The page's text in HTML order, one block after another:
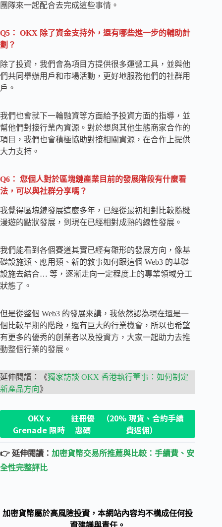
團隊來一起配合去完成這些事情。
Q5： OKX 除了資金支持外，還有哪些進一步的輔助計
劃？
除了投資，我們會為項目方提供很多運營工具，並與他
們共同舉辦用戶和市場活動，更好地服務他們的社群用
戶。
我們也會就下一輪融資等方面給予投資方面的指導，並
幫他們對接行業內資源。對於想與其他生態商家合作的
項目，我們也會積極協助對接相關資源，在合作上提供
大力支持。
Q6： 您個人對於區塊鏈產業目前的發展階段有什麼看
法，可以與社群分享嗎？
我覺得區塊鏈發展這麼多年，已經從最初相對比較隨機
漫遊的點狀發展，到現在已經相對成熟的線性發展。
我們能看到各個賽道其實已經有雛形的發展方向，像基
礎設施類、應用類、新的敘事如何跟這個 Web3 的基礎
設施去結合… 等，逐漸走向一定程度上的專業領域分工
狀態了。
但是從整個 Web3 的發展來講，我依然認為現在還是一
個比較早期的階段，還有巨大的行業機會，所以也希望
有更多的優秀的創業者以及投資方，大家一起助力去推
動整個行業的發展。
延伸閱讀：《獨家訪談 OKX 香港執行董事：如何制定
新產品方向》
OKX x
Grenade 限時
註冊優
惠碼
（20% 現貨、合約手續
費返佣）
👉 延伸閱讀： 加密貨幣交易所推薦與比較：手續費、安
全性完整評比
加密貨幣屬於高風險投資，本網站內容均不構成任何投
資建議與責任。